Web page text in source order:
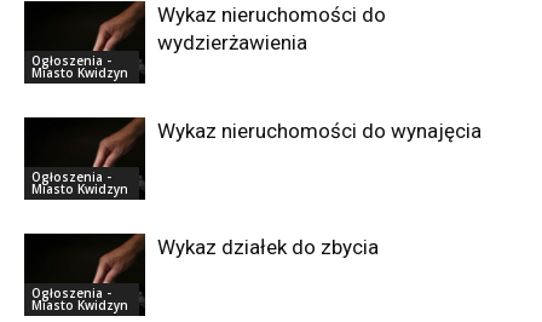
Ogłoszenia -
Miasto Kwidzyn
Wykaz nieruchomości do
wydzierżawienia
Ogłoszenia -
Miasto Kwidzyn
Wykaz nieruchomości do wynajęcia
Ogłoszenia -
Miasto Kwidzyn
Wykaz działek do zbycia